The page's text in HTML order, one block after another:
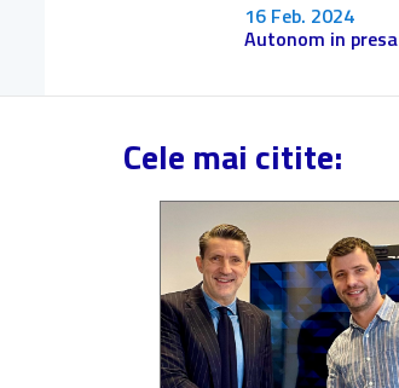
16 Feb. 2024
Autonom in presa
Cele mai citite: